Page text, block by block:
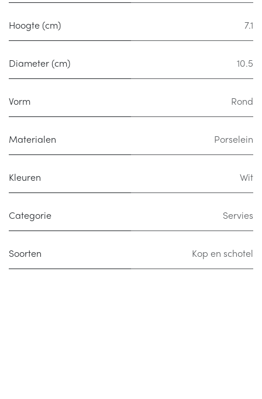
Hoogte (cm) 7.1
Diameter (cm) 10.5
Vorm Rond
Materialen Porselein
Kleuren Wit
Categorie Servies
Soorten Kop en schotel